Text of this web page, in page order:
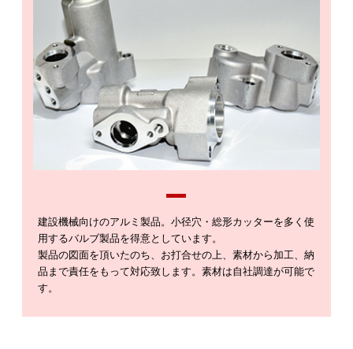
建設機械向けのアルミ製品。小径穴・総形カッターを多く使
用するバルブ製品を得意としています。
製品の図面を頂いたのち、お打合せの上、素材から加工、納
品まで責任をもって対応致します。素材は自社調達が可能で
す。